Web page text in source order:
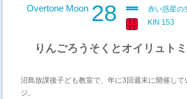
Overtone Moon 28
赤い惑星の
KIN 153
りんごろうそくとオイリュト
沼島放課後子ども教室で、年に3回週末に開催して
ジ。